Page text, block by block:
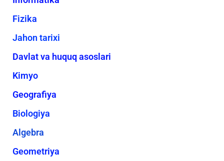
Fizika
Jahon tarixi
Davlat va huquq asoslari
Kimyo
Geografiya
Biologiya
Algebra
Geometriya